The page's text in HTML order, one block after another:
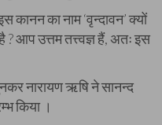
कानन का नाम ‘वृन्दावन’ क्यों
? आप उत्तम तत्त्वज्ञ हैं, अतः इस
नारायण ऋषि ने सानन्द
किया ।